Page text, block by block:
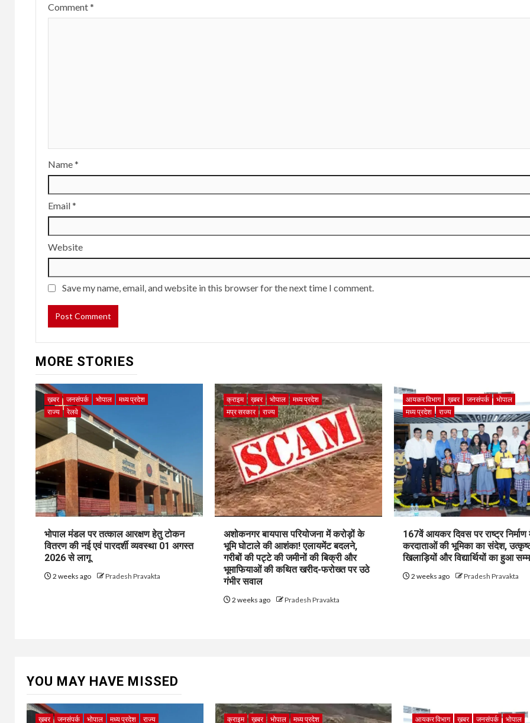
Comment*
Name*
Email*
Website
Save my name, email, and website in this browser for the next time I comment.
MORE STORIES
ख़बर जनसंपर्क भोपाल
मध्य प्रदेश
राज्य
रेलवे
भोपाल मंडल पर तत्काल आरक्षण हेतु टोकन
वितरण की नई एवं पारदर्शी व्यवस्था 01 अगस्त
2026 से लागू
2 weeks ago Pradesh Pravakta
क्राइम ख़बर भोपाल
मध्य प्रदेश
मप्र सरकार
राज्य
अशोकनगर बायपास परियोजना में करोड़ों के
भूमि घोटाले की आशंका! एलायमेंट बदलने,
गरीबों की पट्टे की जमीनों की बिक्री और
भूमाफियाओं की कथित खरीद-फरोख्त पर उठे
गंभीर सवाल
2 weeks ago Pradesh Pravakta
आयकर विभाग ख़बर जनसंपर्क
भोपाल
मध्य प्रदेश
राज्य
167वें आयकर दिवस पर राष्ट्र निर्माण
करदाताओं की भूमिका का संदेश,
खिलाड़ियों और विद्यार्थियों का हुआ
2 weeks ago Pradesh Pravakta
YOU MAY HAVE MISSED
ख़बर जनसंपर्क भोपाल मध्य प्रदेश राज्य क्राइम ख़बर भोपाल मध्य प्रदेश आयकर विभाग ख़बर जनसंपर्क भोपाल